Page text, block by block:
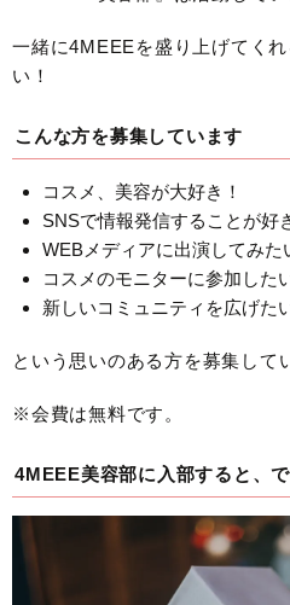
一緒に4MEEEを盛り上げてく
い！
こんな方を募集しています
コスメ、美容が大好き！
SNSで情報発信することが好
WEBメディアに出演してみた
コスメのモニターに参加した
新しいコミュニティを広げた
という思いのある方を募集して
※会費は無料です。
4MEEE美容部に入部すると、